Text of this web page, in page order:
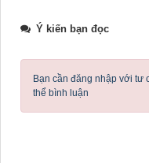
Ý kiến bạn đọc
Bạn cần đăng nhập với tư
thể bình luận